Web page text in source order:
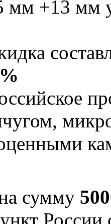
мм +13 мм
сумму